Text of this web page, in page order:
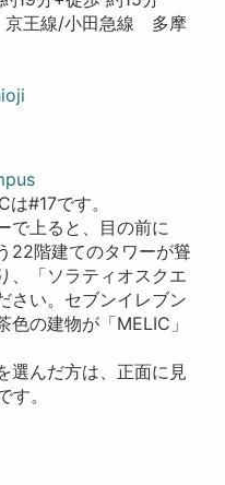
京王線/小田急線 多摩
#17です。
で上ると、目の前に
22階建てのタワーが聳
、「ソラティオスクエ
さい。セブンイレブン
の建物が「MELIC」
選んだ方は、正面に見
。